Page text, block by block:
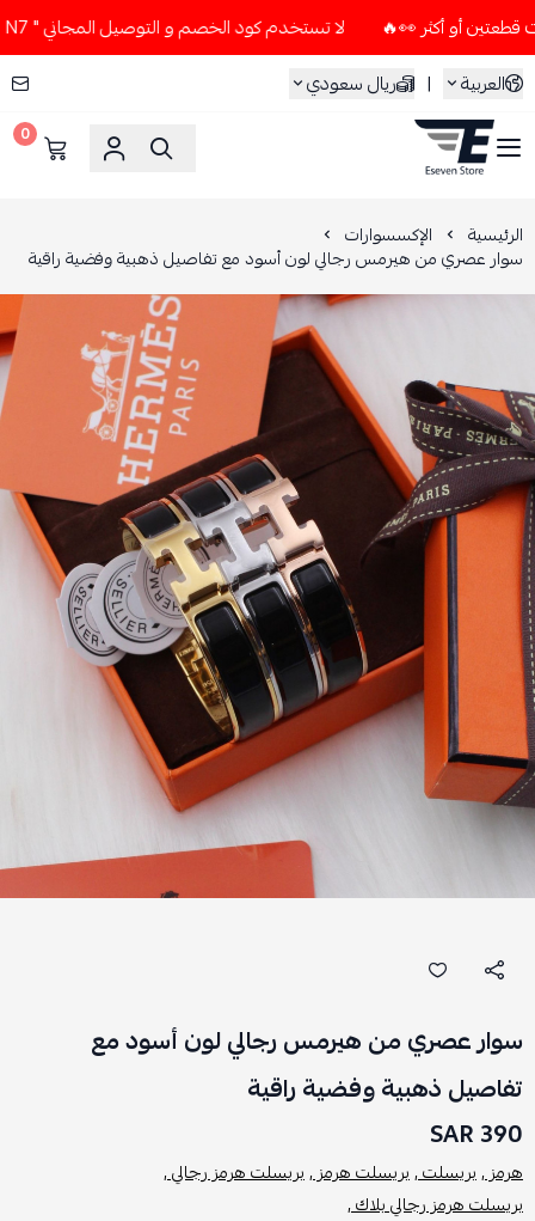
لا تستخدم كود الخصم و التوصيل المجاني " N7 " إلا إذا طلبت قطعتين أو أكثر 👀🔥
العربية
| ريال سعودي
ESEVEN STORE
0
الرئيسية الإكسسوارات
سوار عصري من هيرمس رجالي لون أسود مع تفاصيل ذهبية وفضية راقية
سوار عصري من هيرمس رجالي لون أسود مع
تفاصيل ذهبية وفضية راقية
390 SAR
هرمز ,بريسلت ,بريسلت هرمز ,بريسلت هرمز رجالي ,
بريسلت هرمز رجالي بلاك ,